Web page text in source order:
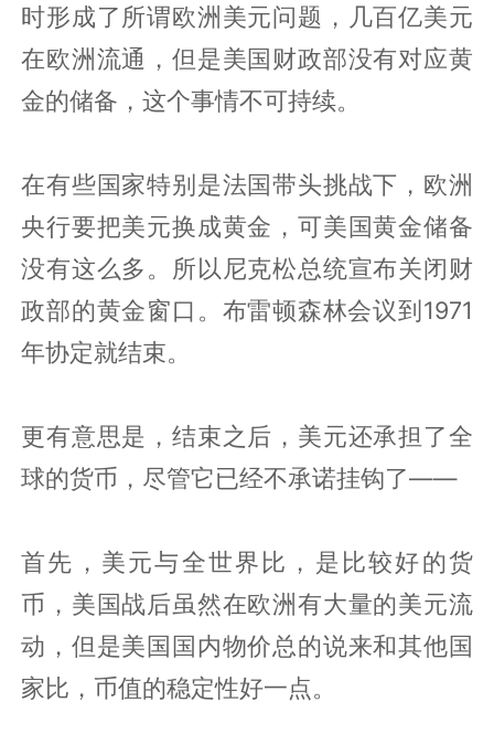
时形成了所谓欧洲美元问题，几百亿美元
在欧洲流通，但是美国财政部没有对应黄
金的储备，这个事情不可持续。
在有些国家特别是法国带头挑战下，欧洲
央行要把美元换成黄金，可美国黄金储备
没有这么多。所以尼克松总统宣布关闭财
政部的黄金窗口。布雷顿森林会议到1971
年协定就结束。
更有意思是，结束之后，美元还承担了全
球的货币，尽管它已经不承诺挂钩了——
首先，美元与全世界比，是比较好的货
币，美国战后虽然在欧洲有大量的美元流
动，但是美国国内物价总的说来和其他国
家比，币值的稳定性好一点。